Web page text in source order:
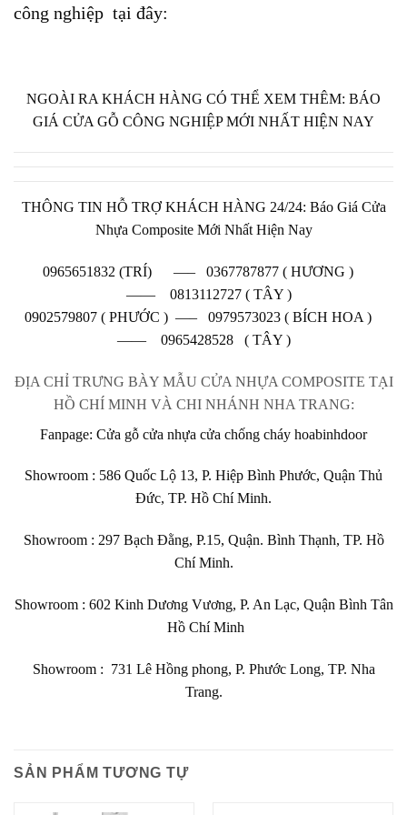
công nghiệp tại đây:
NGOÀI RA KHÁCH HÀNG CÓ THỂ XEM THÊM: BÁO
GIÁ CỬA GỖ CÔNG NGHIỆP MỚI NHẤT HIỆN NAY
THÔNG TIN HỖ TRỢ KHÁCH HÀNG 24/24: Báo Giá Cửa
Nhựa Composite Mới Nhất Hiện Nay
0965651832 (TRÍ) —–
0367787877 ( HƯƠNG )
—— 0813112727 ( TÂY )
0902579807 ( PHƯỚC ) —– 0979573023 ( BÍCH HOA )
—— 0965428528 ( TÂY )
ĐỊA CHỈ TRƯNG BÀY MẪU CỬA NHỰA COMPOSITE TẠI
HỒ CHÍ MINH VÀ CHI NHÁNH NHA TRANG:
Fanpage: Cửa gỗ cửa nhựa cửa chống cháy hoabinhdoor
Showroom : 586 Quốc Lộ 13, P. Hiệp Bình Phước, Quận Thủ
Đức, TP. Hồ Chí Minh.
Showroom : 297 Bạch Đằng, P.15, Quận. Bình Thạnh, TP. Hồ
Chí Minh.
Showroom : 602 Kinh Dương Vương, P. An Lạc, Quận Bình Tân
Hồ Chí Minh
Showroom : 731 Lê Hồng phong, P. Phước Long, TP. Nha
Trang.
SẢN PHẨM TƯƠNG TỰ